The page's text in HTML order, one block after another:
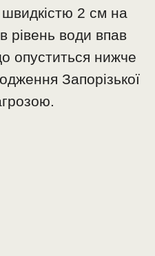
швидкістю 2 см на
рівень води впав
опуститься нижче
Запорізької